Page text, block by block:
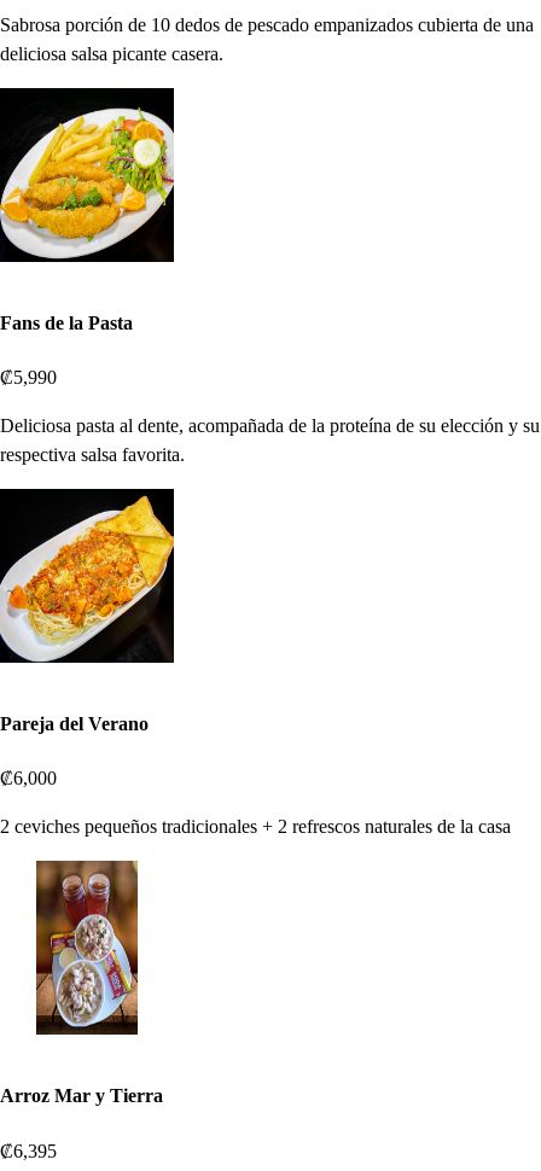
Sabrosa porción de 10 dedos de pescado empanizados cubierta de una
deliciosa salsa picante casera.
Fans de la Pasta
₡5,990
Deliciosa pasta al dente, acompañada de la proteína de su elección y su
respectiva salsa favorita.
Pareja del Verano
₡6,000
2 ceviches pequeños tradicionales + 2 refrescos naturales de la casa
Arroz Mar y Tierra
₡6,395